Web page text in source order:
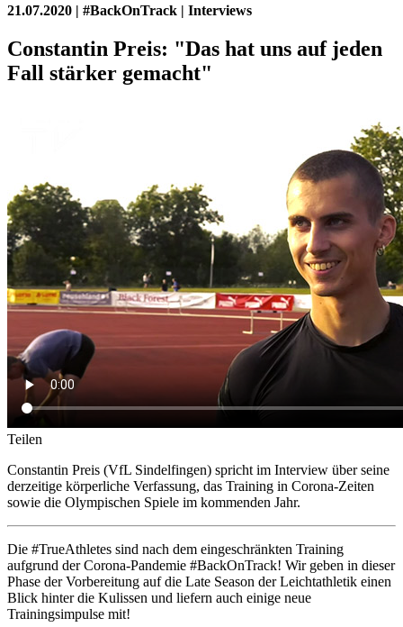
21.07.2020 | #BackOnTrack | Interviews
Constantin Preis: "Das hat uns auf jeden
Fall stärker gemacht"
Teilen
Constantin Preis (VfL Sindelfingen) spricht im Interview über seine
derzeitige körperliche Verfassung, das Training in Corona-Zeiten
sowie die Olympischen Spiele im kommenden Jahr.
Die #TrueAthletes sind nach dem eingeschränkten Training
aufgrund der Corona-Pandemie #BackOnTrack! Wir geben in dieser
Phase der Vorbereitung auf die Late Season der Leichtathletik einen
Blick hinter die Kulissen und liefern auch einige neue
Trainingsimpulse mit!